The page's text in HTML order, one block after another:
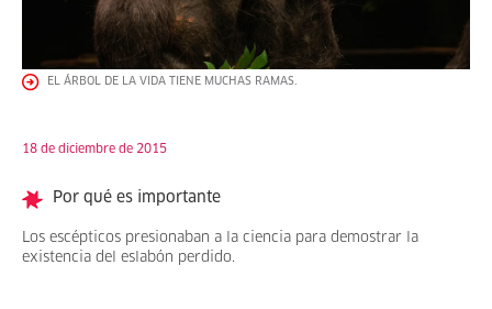
EL ÁRBOL DE LA VIDA TIENE MUCHAS RAMAS.
18 de diciembre de 2015
Por qué es importante
Los escépticos presionaban a la ciencia para demostrar la
existencia del eslabón perdido.